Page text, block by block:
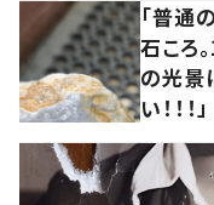
「普通
石ころ
の光景
い！！！」